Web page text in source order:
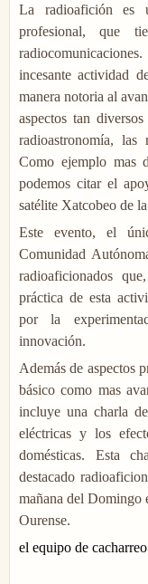
La radioafición es
profesional, que
incesante actividad
manera notoria al
aspectos tan
radioastronomía,
Como ejemplo mas
podemos citar el
satélite Xatcobeo de
Este evento, el
Comunidad
radioaficionados
práctica de esta
por la
innovación.
Además de aspectos
básico como mas
incluye una charla
eléctricas y los
domésticas. Esta
destacado
mañana del Domingo
Ourense.
el equipo de